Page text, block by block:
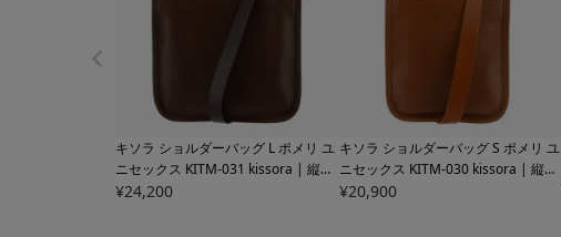
キソラ ショルダーバッグ L ポメリ ユ
ニセックス KITM-031 kissora | 縦型
日本製
¥24,200
キソラ ショルダーバッグ S ポメリ ユ
ニセックス KITM-030 kissora | 縦型
日本製
¥20,900